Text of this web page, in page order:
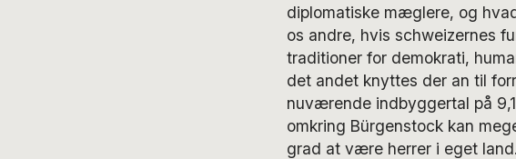
diplomatiske mæglere, og
os andre, hvis schweizernes
traditioner for demokrati,
det andet knyttes der an til
nuværende indbyggertal på
omkring Bürgenstock kan
grad at være herrer i eget land.